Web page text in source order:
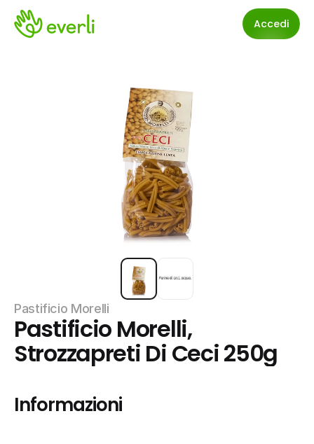
Accedi
Pastificio Morelli
Pastificio Morelli,
Strozzapreti Di Ceci 250g
Informazioni